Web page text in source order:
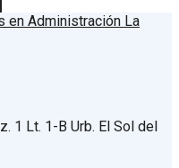
1 Lt. 1-B Urb. El Sol del